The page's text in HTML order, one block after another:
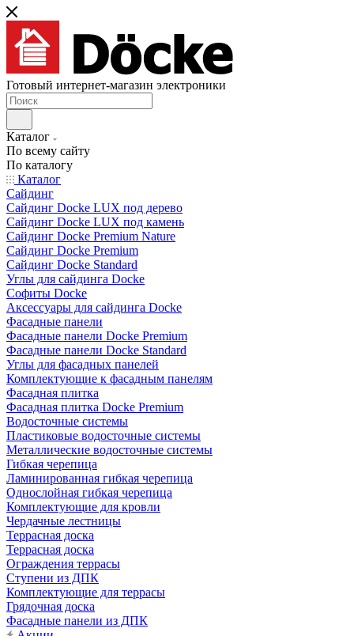
Готовый интернет-магазин электроники
Каталог
По всему сайту
По каталогу
Каталог
Сайдинг
Сайдинг Docke LUX под дерево
Сайдинг Docke LUX под камень
Сайдинг Docke Premium Nature
Сайдинг Docke Premium
Сайдинг Docke Standard
Углы для сайдинга Docke
Софиты Docke
Аксессуары для сайдинга Docke
Фасадные панели
Фасадные панели Docke Premium
Фасадные панели Docke Standard
Углы для фасадных панелей
Комплектующие к фасадным панелям
Фасадная плитка
Фасадная плитка Docke Premium
Водосточные системы
Пластиковые водосточные системы
Металлические водосточные системы
Гибкая черепица
Ламинированная гибкая черепица
Однослойная гибкая черепица
Комплектующие для кровли
Чердачные лестницы
Террасная доска
Террасная доска
Ограждения террасы
Ступени из ДПК
Комплектующие для террасы
Грядочная доска
Фасадные панели из ДПК